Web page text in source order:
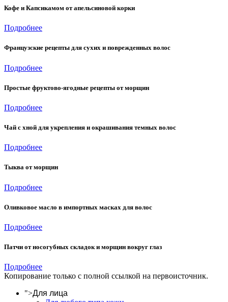
Кофе и Капсикамом от апельсиновой корки
Подробнее
Французские рецепты для сухих и поврежденных волос
Подробнее
Простые фруктово-ягодные рецепты от морщин
Подробнее
Чай с хной для укрепления и окрашивания темных волос
Подробнее
Тыква от морщин
Подробнее
Оливковое масло в импортных масках для волос
Подробнее
Патчи от носогубных складок и морщин вокруг глаз
Подробнее
Копирование только с полной ссылкой на первоисточник.
">Для лица